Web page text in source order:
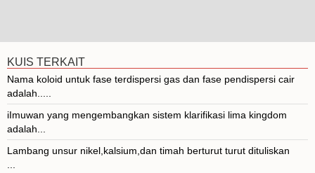
KUIS TERKAIT
Nama koloid untuk fase terdispersi gas dan fase pendispersi cair
adalah.....
iImuwan yang mengembangkan sistem klarifikasi lima kingdom
adalah...
Lambang unsur nikel,kalsium,dan timah berturut turut dituliskan